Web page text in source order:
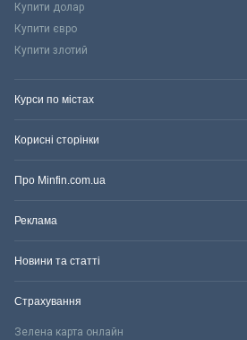
Купити долар
Купити євро
Купити злотий
Курси по містах
Корисні сторінки
Про Minfin.com.ua
Реклама
Новини та статті
Страхування
Зелена карта онлайн